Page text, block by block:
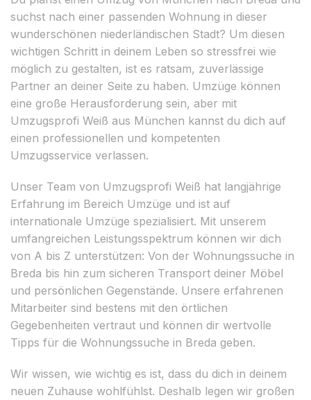
suchst nach einer passenden Wohnung in dieser
wunderschönen niederländischen Stadt? Um diesen
wichtigen Schritt in deinem Leben so stressfrei wie
möglich zu gestalten, ist es ratsam, zuverlässige
Partner an deiner Seite zu haben. Umzüge können
eine große Herausforderung sein, aber mit
Umzugsprofi Weiß aus München kannst du dich auf
einen professionellen und kompetenten
Umzugsservice verlassen.
Unser Team von Umzugsprofi Weiß hat langjährige
Erfahrung im Bereich Umzüge und ist auf
internationale Umzüge spezialisiert. Mit unserem
umfangreichen Leistungsspektrum können wir dich
von A bis Z unterstützen: Von der Wohnungssuche in
Breda bis hin zum sicheren Transport deiner Möbel
und persönlichen Gegenstände. Unsere erfahrenen
Mitarbeiter sind bestens mit den örtlichen
Gegebenheiten vertraut und können dir wertvolle
Tipps für die Wohnungssuche in Breda geben.
Wir wissen, wie wichtig es ist, dass du dich in deinem
neuen Zuhause wohlfühlst. Deshalb legen wir großen